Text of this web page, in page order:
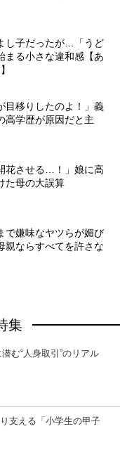
し子だったが…「うど
まる小さな違和感【あ
目移りしたのよ！」義
学歴が原因だと主
花させる…！」娘に高
た母の大誤算
嫌味なヤツらが媚び
親ならすべてを許さな
集
む“人身取引”のリアル
支える「小学生の甲子